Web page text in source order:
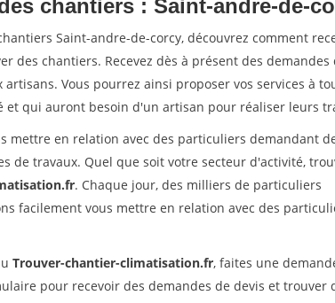
chantiers : Saint-andre-de-
Saint-andre-de-corcy, découvrez comment
des chantiers. Recevez dès à présent des demandes
Vous pourrez ainsi proposer vos services à
et qui auront besoin d'un artisan pour réaliser leurs
mettre en relation avec des particuliers demandant
de travaux. Quel que soit votre secteur d'activité,
. Chaque jour, des milliers de particuliers
facilement vous mettre en relation avec des
Trouver-chantier-climatisation.fr, faites une
pour recevoir des demandes de devis et trouver